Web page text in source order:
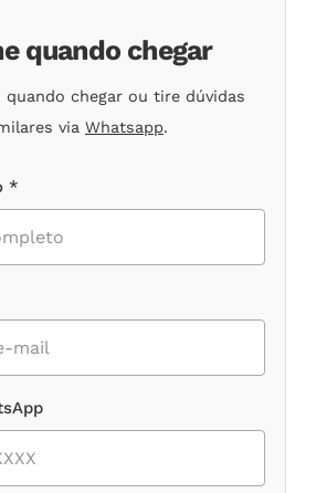
quando chegar
quando chegar ou tire dúvidas
via Whatsapp.
*